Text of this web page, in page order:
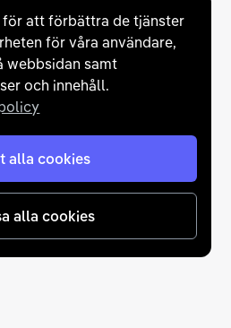
för att förbättra de tjänster
för våra användare,
webbsidan samt
och innehåll.
alla cookies
alla cookies
för att erbjuda dig bästa
stödjer en rad olika
ska känna dig trygg vid ditt köp
och AutoConcept gällande